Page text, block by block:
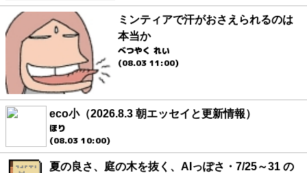
ミンティアで汗がおさえられるのは
本当か
べつやく れい
(08.03 11:00)
eco小（2026.8.3 朝エッセイと更新情報）
ほり
(08.03 10:00)
夏の良さ、庭の木を抜く、AIっぽさ・7/25～31 の